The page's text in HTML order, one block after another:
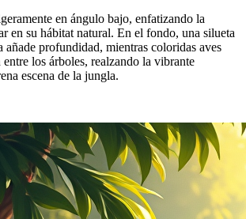
en ángulo bajo, enfatizando la
en su hábitat natural. En el fondo, una silueta
añade profundidad, mientras coloridas aves
los árboles, realzando la vibrante
escena de la jungla.